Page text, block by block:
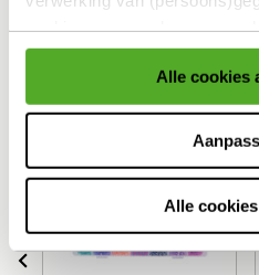
cookies voor eerder
verzameld accepteren of
Voor meer informatie over
Alle cookies
Alle
Anderen bekeken ook